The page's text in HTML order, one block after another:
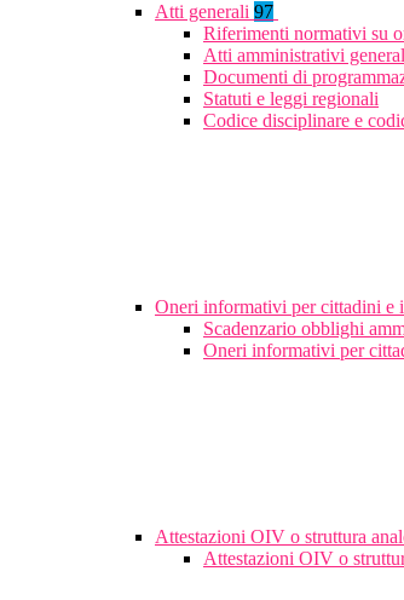
Atti generali 97
Riferimenti normativi su
Atti amministrativi
Documenti di
Statuti e leggi regionali
Codice disciplinare e
Oneri informativi per cittadini e
Scadenzario obblighi
Oneri informativi per
Attestazioni OIV o struttura
Attestazioni OIV o